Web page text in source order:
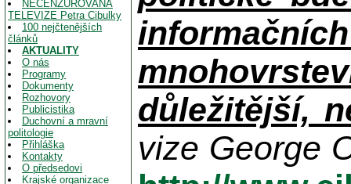
NECENZUROVANÁ
TELEVIZE Petra Cibulky
100 nejčtenějších
článků
AKTUALITY
O nás
Programy
Dokumenty
Rozhovory
Publicistika
Duchovní a mravní
politologie
Přihláška
Kontakty
O předsedovi
Krajské organizace
důležitější,
vize George